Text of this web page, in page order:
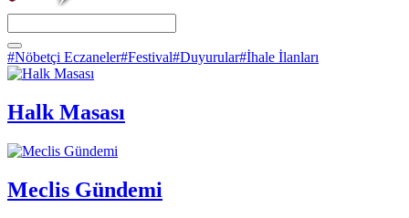
#Nöbetçi Eczaneler#Festival#Duyurular#İhale İlanları
Halk Masası
Meclis Gündemi